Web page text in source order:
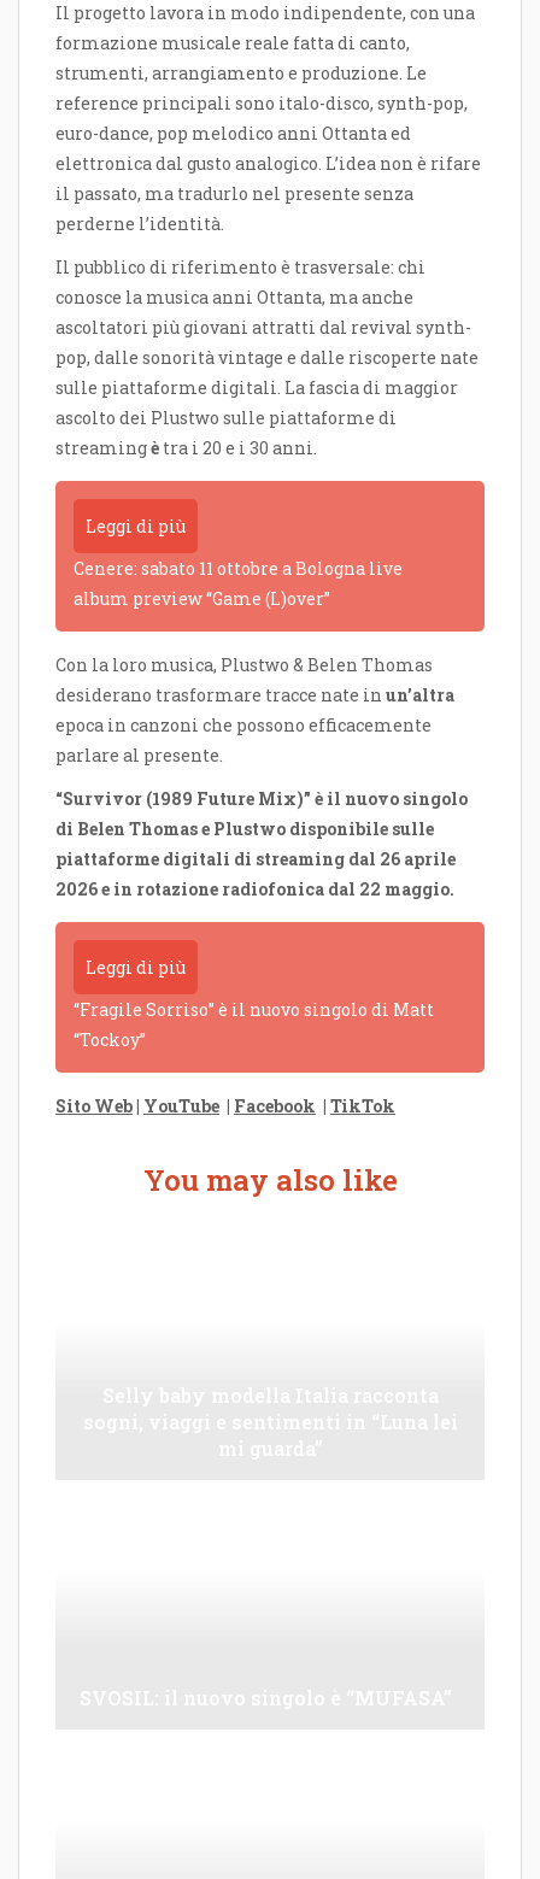
Il progetto lavora in modo indipendente, con una
formazione musicale reale fatta di canto,
strumenti, arrangiamento e produzione. Le
reference principali sono italo-disco, synth-pop,
euro-dance, pop melodico anni Ottanta ed
elettronica dal gusto analogico. L’idea non è rifare
il passato, ma tradurlo nel presente senza
perderne l’identità.
Il pubblico di riferimento è trasversale: chi
conosce la musica anni Ottanta, ma anche
ascoltatori più giovani attratti dal revival synth-
pop, dalle sonorità vintage e dalle riscoperte nate
sulle piattaforme digitali. La fascia di maggior
ascolto dei Plustwo sulle piattaforme di
streamingè tra i 20 e i 30 anni.
Leggi di più
Cenere: sabato 11 ottobre a Bologna live
album preview “Game (L)over”
Con la loro musica, Plustwo & Belen Thomas
desiderano trasformare tracce nate in un’altra
epoca in canzoni che possono efficacemente
parlare al presente.
“Survivor (1989 Future Mix)” è il nuovo singolo
di Belen Thomas e Plustwo disponibile sulle
piattaforme digitali di streaming dal 26 aprile
2026 e in rotazione radiofonica dal 22 maggio.
Leggi di più
“Fragile Sorriso” è il nuovo singolo di Matt
“Tockoy”
Sito Web| YouTube | Facebook | TikTok
You may also like